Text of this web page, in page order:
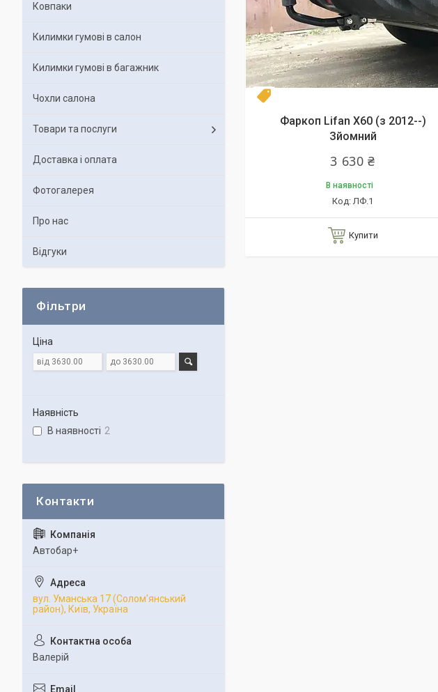
Фаркоп Lifan X60 (з 2012--)
Зйомний
3 630 ₴
В наявності
ЛФ.1
Купити
Ковпаки
Килимки гумові в салон
Килимки гумові в багажник
Чохли салона
Товари та послуги
Доставка і оплата
Фотогалерея
Про нас
Відгуки
Фільтри
Ціна
Наявність
В наявності 2
Автобар+
вул. Уманська 17 (Солом'янський
район), Київ, Україна
Валерій